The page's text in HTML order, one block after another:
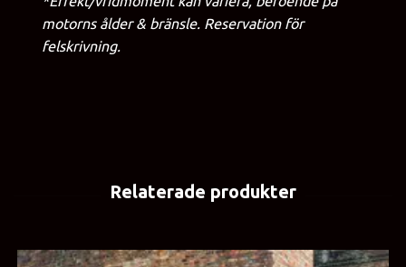
motorns ålder & bränsle. Reservation för
felskrivning.